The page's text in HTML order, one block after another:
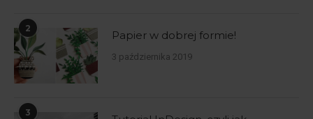
2
Papier w dobrej formie!
3 października 2019
3